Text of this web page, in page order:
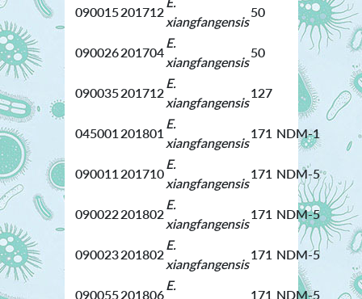
090015201712
xiangfangensis
50
090026201704
E.
xiangfangensis
50
090035201712
E.
xiangfangensis
127
045001 201801
E.
xiangfangensis
171 NDM-1
090011 201710
E.
xiangfangensis
171 NDM-5
090022201802
E.
xiangfangensis
171 NDM-5
090023201802
E.
xiangfangensis
171 NDM-5
090055201806
E.
171 NDM-5